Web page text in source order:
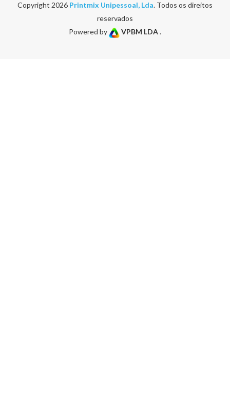
Copyright 2026 Printmix Unipessoal, Lda. Todos os direitos
reservados
Powered by
VPBM LDA .